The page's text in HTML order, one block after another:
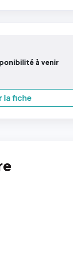
à venir
la fiche